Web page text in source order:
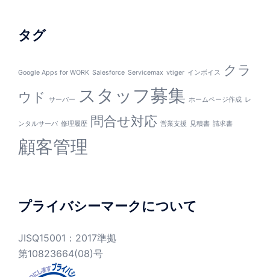
タグ
Google Apps for WORK Salesforce Servicemax vtiger インボイス
クラ
ウド
サーバー スタッフ募集 ホームページ作成 レ
ンタルサーバ 修理履歴 問合せ対応 営業支援 見積書 請求書
顧客管理
プライバシーマークについて
JISQ15001：2017準拠
第10823664(08)号